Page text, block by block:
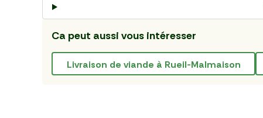
Ca peut aussi vous intéresser
Livraison de viande à Rueil-Malmaison